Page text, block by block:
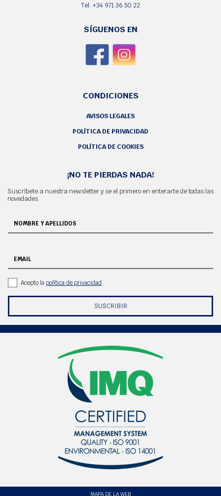
Tel: +34 971 36 50 22
SÍGUENOS EN
CONDICIONES
AVISOS LEGALES
POLÍTICA DE PRIVACIDAD
POLÍTICA DE COOKIES
¡NO TE PIERDAS NADA!
Suscríbete a nuestra newsletter y se el primero en enterarte de todas las
novedades
NOMBRE Y APELLIDOS
EMAIL
Acepto la política de privacidad
SUSCRIBIR
MAPA DE LA WEB